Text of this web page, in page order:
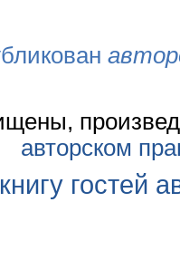
авторском
гостей